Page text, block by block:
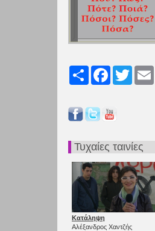
Share FacebookTwitter
Τυχαίες ταινίες
Κατάληψη
Αλέξανδρος Χαντζής